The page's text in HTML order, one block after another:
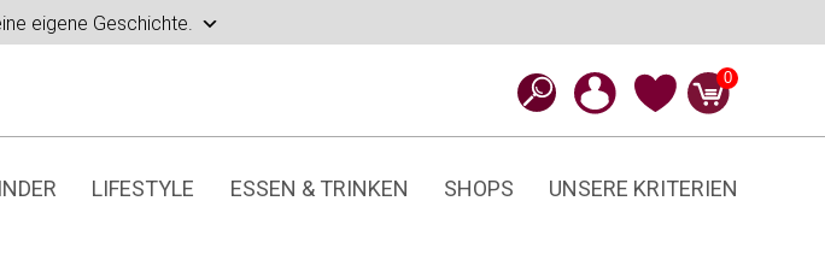
eigene Geschichte.
0
LIFESTYLE ESSEN & TRINKEN SHOPS UNSERE KRITERIEN